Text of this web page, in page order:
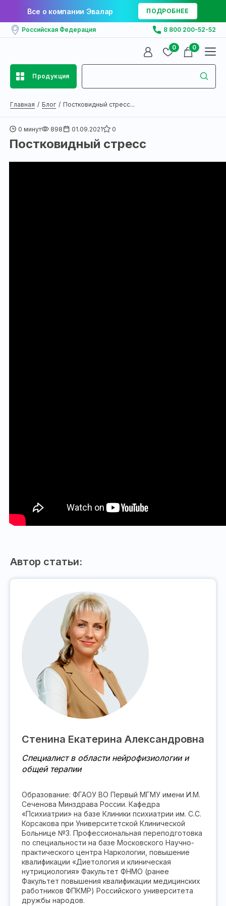
Все о компании Эвалар ПОДРОБНЕЕ
Российская Федерация 8 800 200-52-52
0 0
Продукция
Главная Блог Постковидный стресс...
0 минут 898 01.09.2021 0
Постковидный стресс
Автор статьи:
Стенина Екатерина Александровна
Специалист в области нейрофизиологии и
общей терапии
Образование: ФГАОУ ВО Первый МГМУ имени И.М.
Сеченова Минздрава России. Кафедра
«Психиатрии» на базе Клиники психиатрии им. С.С.
Корсакова при Университетской Клинической
Больнице №3. Профессиональная переподготовка
по специальности на базе Московского Научно-
практического центра Наркологии, повышение
квалификации «Диетология и клиническая
нутрициология» Факультет ФНМО (ранее
Факультет повышения квалификации медицинских
работников ФПКМР) Российского университета
дружбы народов.